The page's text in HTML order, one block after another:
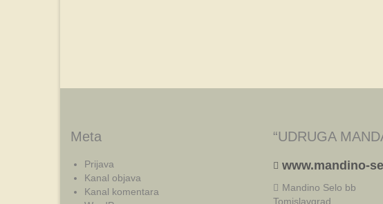
Meta
Prijava
Kanal objava
Kanal komentara
“UDRUGA
www.mandino-
Mandino Selo bb
Tomislavgrad